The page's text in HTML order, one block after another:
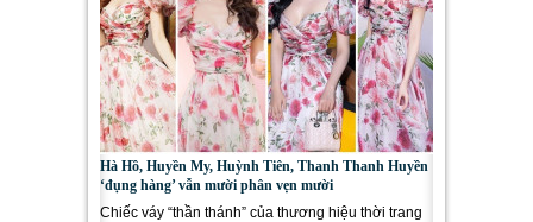
Hà Hồ, Huyền My, Huỳnh Tiên, Thanh Thanh Huyền
‘đụng hàng’ vẫn mười phân vẹn mười
Chiếc váy “thần thánh” của thương hiệu thời trang